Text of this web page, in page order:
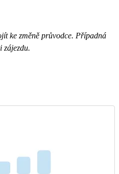
ke změně průvodce. Případná
zájezdu.